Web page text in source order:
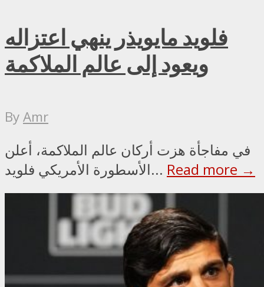
فلويد مايويذر ينهي اعتزاله
ويعود إلى عالم الملاكمة
ByAmr
في مفاجأة هزت أركان عالم الملاكمة، أعلن
الأسطورة الأمريكي فلويد... Read more →